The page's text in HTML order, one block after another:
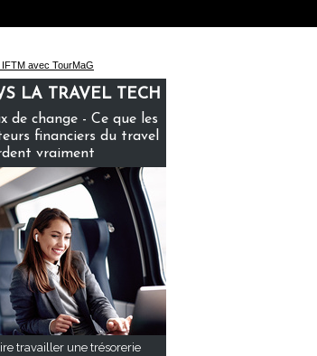
du voyage
LA TRAVEL TECH
de change - Ce que les
financiers du travel
vraiment
travailler une trésorerie